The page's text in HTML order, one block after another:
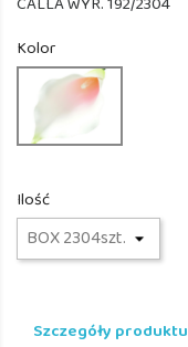
Kolor
F6-
5
HEAD_CR/PINK
Ilość
Szczegóły produktu